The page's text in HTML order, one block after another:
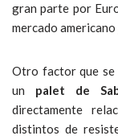
gran parte por
mercado
Otro factor que se
un palet de
directamente
distintos de